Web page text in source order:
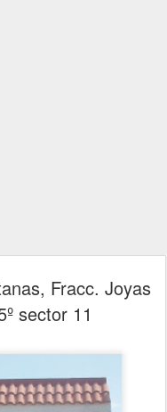
Fracc. Joyas
sector 11